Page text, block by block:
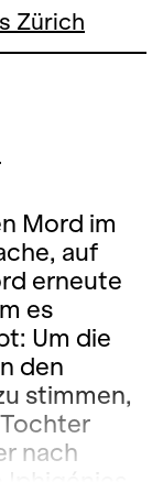
Zürich
Mord im
auf
erneute
es
Um die
den
stimmen,
nach